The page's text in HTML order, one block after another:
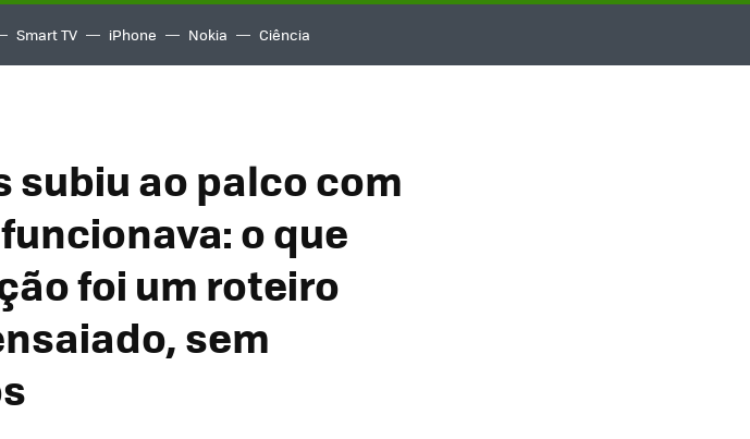
Smart TV iPhone Nokia Ciência
subiu ao palco com
o que
foi um roteiro
sem